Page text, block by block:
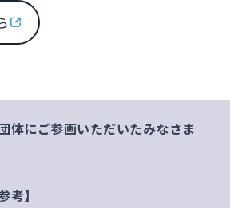
体にご参画いただいたみなさま
考】